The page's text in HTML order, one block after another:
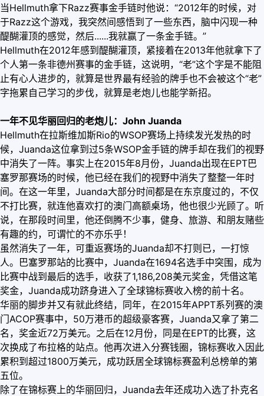
当Hellmuth拿下Razz赛事金手链时他说：“2012年的时候，对
于Razz这个游戏，我突然间感悟到了一些东西，脑中闪现一种
醍醐灌顶的感觉，然后......我就赢了一条金手链。”
Hellmuth在2012年感到醍醐灌顶，紧接着在2013年他就拿下了
个人第一条非德州赛事的金手链，这说明，“老”这个字是不能阻
止有心人进步的，就算是世界最有经验的牌手也不会被这个“老”
字拖累自己学习的步伐，就算是老炮儿也能学新招。
一年不见华丽回归的老炮儿：John Juanda
Hellmuth在拉斯维加斯Rio的WSOP赛场上持续发光发热的时
候，Juanda这位拿到过5条WSOP金手链的牌手却在我们的视野
中消失了一阵。事实上在2015年8月份，Juanda出现在EPT巴
塞罗那赛场的时候，他已经在我们的视野中消失了整整一年时
间。在这一年里，Juanda大部分时间都是在东京度过的，不仅
不打比赛，就连他喜欢打的澳门高额桌场，他也很少光顾了。听
说，在那段时间里，他还倒腾不少事，健身、旅游、和朋友赌些
有趣的约，可谓忙的不亦乐乎！
虽然消失了一年，可重返赛场的Juanda却不打则已，一打惊
人。巴塞罗那站的比赛中，Juanda在1694名选手中突围，成为
比赛中战到最后的选手，收获了1,186,208美元奖金，凭借这笔
奖金，Juanda成功跻身进入了全球锦标赛收入榜的前十名。
华丽的脚步并又有就此终结，同年，在2015年APPT系列赛的澳
门ACOP赛事中，50万港币的超级豪客赛，Juanda又拿了第二
名，奖金近72万美元。之后在12月份，同是在EPT的比赛，这
次换成了布拉格的站点。他再次进入分赛钱圈，锦标赛收入因此
累积到超过1800万美元，成功跃居全球锦标赛盈利总榜单的第
五位。
除了在锦标赛上的华丽回归，Juanda去年还成功入选了扑克名